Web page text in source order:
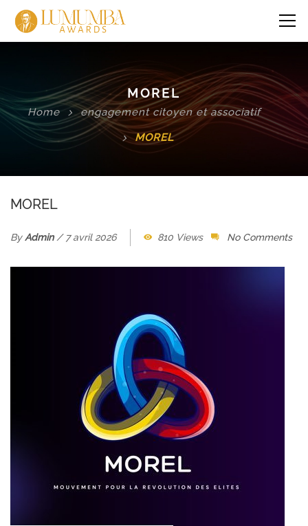
MOREL
Home engagement citoyen et associatif
MOREL
MOREL
By Admin / 7 avril 2026 810 Views No Comments